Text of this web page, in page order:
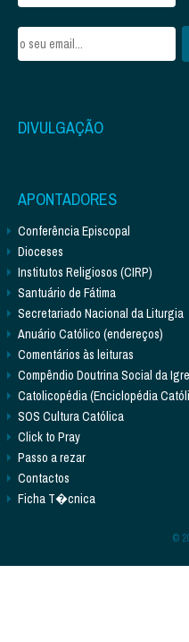
DIVULGAÇÃO
APONTADORES
Conferência Episcopal
Dioceses
Institutos Religiosos (CIRP)
Santuário de Fátima
Secretariado Nacional da Liturgia
Anuário Católico (endereços)
Comentários às leituras
Compêndio Doutrina Social da
Catolicopédia (Enciclopédia
SOS Cultura Católica
Click to Pray
Passo a rezar
Contactos
Ficha T�cnica
©